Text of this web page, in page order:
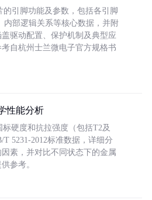
的引脚功能及参数，包括各引脚
内部逻辑关系等核心数据，并附
驱动配置、保护机制及典型应
自杭州士兰微电子官方规格书
性能分析
硬度和抗拉强度（包括T2及
T 5231-2012标准数据，详细分
素，并对比不同状态下的金属
参考。